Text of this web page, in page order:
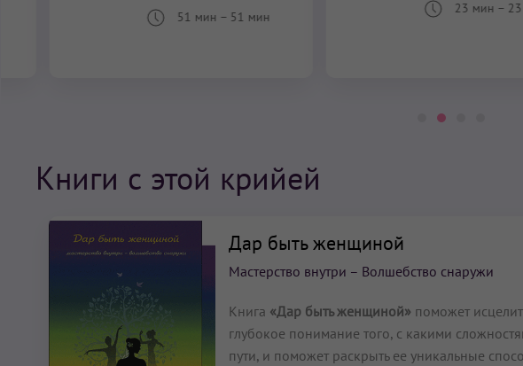
51 мин – 51 мин
23 мин –
Книги с этой крийей
Дар быть женщиной
Мастерство внутри – Волшебство снаружи
Книга «Дар быть женщиной»поможет
глубокое понимание того, с какими
пути, и поможет раскрыть ее уникальные